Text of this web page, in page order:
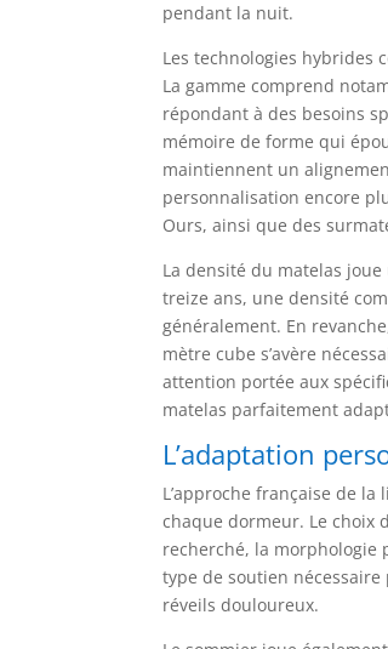
pendant la nuit.
Les technologies hybrides
La gamme comprend
répondant à des besoins
mémoire de forme qui
maintiennent un
personnalisation encore
Ours, ainsi que des
La densité du matelas
treize ans, une densité
généralement. En
mètre cube s’avère
attention portée aux
matelas parfaitement
L’adaptation
L’approche française de
chaque dormeur. Le choix
recherché, la morphologie
type de soutien
réveils douloureux.